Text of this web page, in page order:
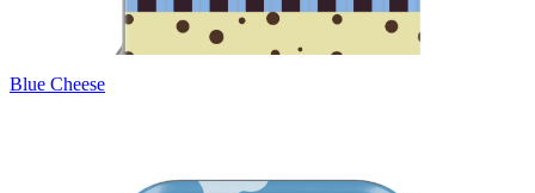
Blue Cheese